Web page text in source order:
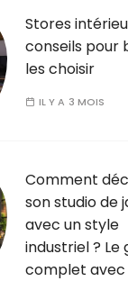
Stores
conseils pour
les choisir
IL Y A 3 MOIS
Comment
son studio de
avec un style
industriel ? Le
complet avec